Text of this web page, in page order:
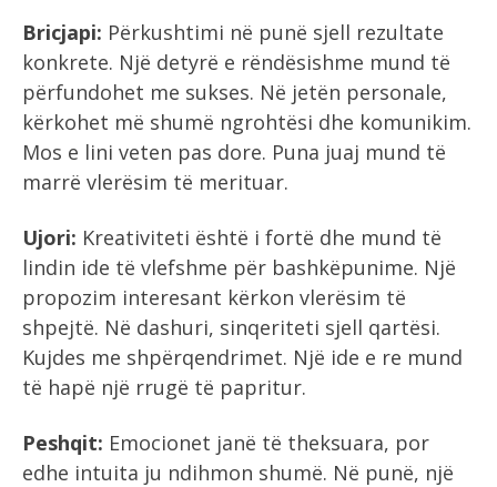
Bricjapi: Përkushtimi në punë sjell rezultate
konkrete. Një detyrë e rëndësishme mund të
përfundohet me sukses. Në jetën personale,
kërkohet më shumë ngrohtësi dhe komunikim.
Mos e lini veten pas dore. Puna juaj mund të
marrë vlerësim të merituar.
Ujori: Kreativiteti është i fortë dhe mund të
lindin ide të vlefshme për bashkëpunime. Një
propozim interesant kërkon vlerësim të
shpejtë. Në dashuri, sinqeriteti sjell qartësi.
Kujdes me shpërqendrimet. Një ide e re mund
të hapë një rrugë të papritur.
Peshqit: Emocionet janë të theksuara, por
edhe intuita ju ndihmon shumë. Në punë, një